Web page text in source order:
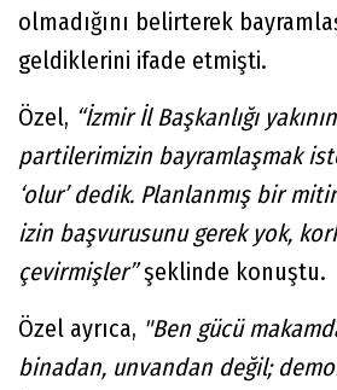
olmadığını belirterek
geldiklerini ifade etmişti.
Özel, “İzmir İl Başkanlığı
partilerimizin bayramlaşmak
‘olur’ dedik. Planlanmış bir
izin başvurusunu gerek yok,
çevirmişler”şeklinde konuştu.
Özel ayrıca, "Ben gücü
binadan, unvandan değil;